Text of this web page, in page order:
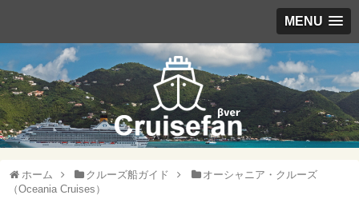
MENU
ホーム クルーズ船ガイド
オーシャニア・クルーズ
（Oceania Cruises）